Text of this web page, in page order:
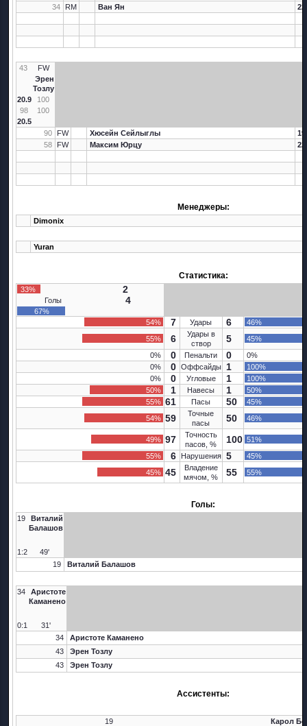
34
RM Ван Ян
43
FW
Эрен
Тозлу
20.9
100
98
100
20.5
90
FW Хюсейн Сейлыглы
58
FW Максим Юрцу
Менеджеры:
Dimonix
Yuran
Статистика:
33% 2
Голы 4
67%
54%
7 Удары 6
46%
55%
6
Удары в
створ
5
45%
0%
0 Пенальти 0
0%
0%
0 Оффсайды 1
100%
0%
0 Угловые 1
100%
50%
1 Навесы 1
50%
55% 61 Пасы 50
45%
54% 59
Точные
пасы
50 46%
49% 97
Точность
пасов, %
100 51%
55%
6 Нарушения 5
45%
45% 45
Владение
мячом, %
55 55%
Голы:
19
Виталий
Балашов
1:2
49'
19
Виталий Балашов
34
Аристоте
Каманено
0:1
31'
34
Аристоте Каманено
43
Эрен Тозлу
43
Эрен Тозлу
Ассистенты:
19
Карол